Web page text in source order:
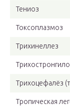
Тениоз
Токсоплазмоз
Трихинеллез
Трихоцефалёз
Тропическая